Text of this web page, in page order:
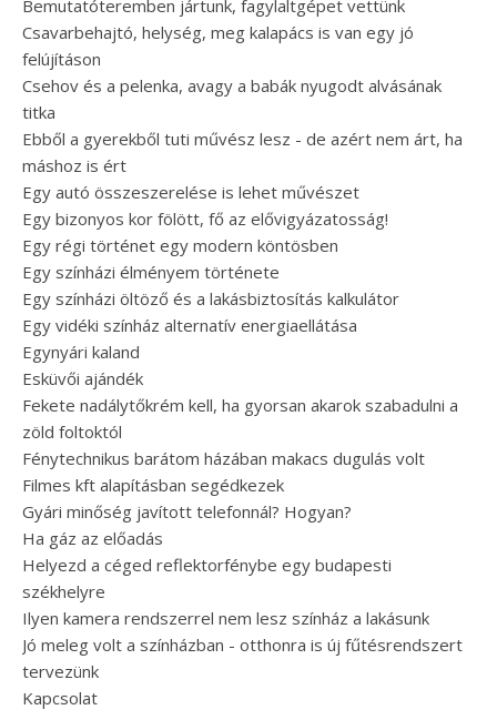
Bemutatóteremben jártunk, fagylaltgépet vettünk
Csavarbehajtó, helység, meg kalapács is van egy jó
felújításon
Csehov és a pelenka, avagy a babák nyugodt alvásának
titka
Ebből a gyerekből tuti művész lesz - de azért nem árt, ha
máshoz is ért
Egy autó összeszerelése is lehet művészet
Egy bizonyos kor fölött, fő az elővigyázatosság!
Egy régi történet egy modern köntösben
Egy színházi élményem története
Egy színházi öltöző és a lakásbiztosítás kalkulátor
Egy vidéki színház alternatív energiaellátása
Egynyári kaland
Esküvői ajándék
Fekete nadálytőkrém kell, ha gyorsan akarok szabadulni a
zöld foltoktól
Fénytechnikus barátom házában makacs dugulás volt
Filmes kft alapításban segédkezek
Gyári minőség javított telefonnál? Hogyan?
Ha gáz az előadás
Helyezd a céged reflektorfénybe egy budapesti
székhelyre
Ilyen kamera rendszerrel nem lesz színház a lakásunk
Jó meleg volt a színházban - otthonra is új fűtésrendszert
tervezünk
Kapcsolat